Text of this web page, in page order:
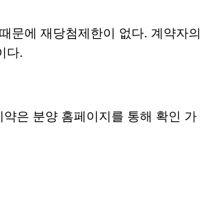
문에 재당첨제한이 없다. 계약자의
다.
은 분양 홈페이지를 통해 확인 가